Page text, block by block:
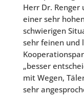
Herr Dr.
einer sehr
schwierigen
sehr feinen und
„besser
mit Wegen,
sehr